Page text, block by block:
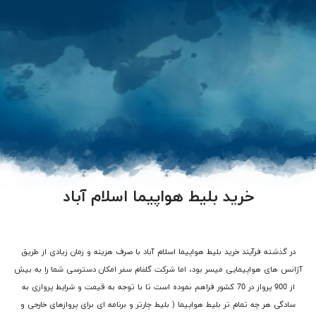
خرید بلیط هواپیما اسلام آباد
در گذشته فرآیند خرید بلیط هواپیما اسلام آباد با صرف هزینه و زمان زیادی از طریق
آژانس های هواپیمایی میسر بود، اما شرکت گلفام سفر امکان دسترسی شما را به بیش
از 900 پرواز در 70 کشور فراهم نموده است تا با توجه به قیمت و شرایط پروازی به
سادگی هر چه تمام تر بلیط هواپیما ( بلیط چارتر و برنامه ای برای پروازهای خارجی و